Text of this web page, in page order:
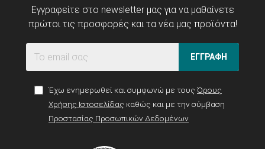
Εγγραφείτε στο newsletter μας για να μαθαίνετε
πρώτοι τις προσφορές και τα νέα μας προϊόντα!
ΕΓΓΡΑΦΗ
Έχω ενημερωθεί και συμφωνώ με τους Όρους
Χρήσης Ιστοσελίδας καθώς και με την σύμβαση
Προστασίας Προσωπικών Δεδομένων